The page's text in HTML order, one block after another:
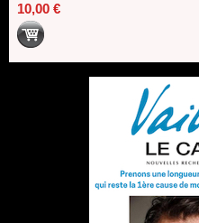
10,00 €